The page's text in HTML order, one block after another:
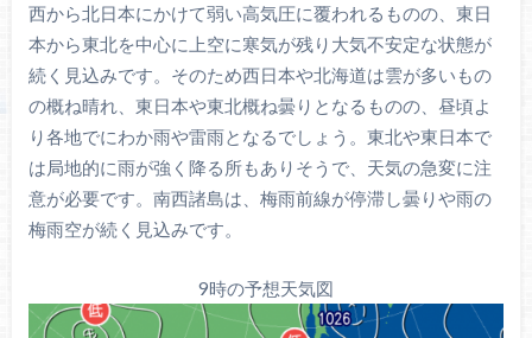
西から北日本にかけて弱い高気圧に覆われるものの、東日
本から東北を中心に上空に寒気が残り大気不安定な状態が
続く見込みです。そのため西日本や北海道は雲が多いもの
の概ね晴れ、東日本や東北概ね曇りとなるものの、昼頃よ
り各地でにわか雨や雷雨となるでしょう。東北や東日本で
は局地的に雨が強く降る所もありそうで、天気の急変に注
意が必要です。南西諸島は、梅雨前線が停滞し曇りや雨の
梅雨空が続く見込みです。
9時の予想天気図